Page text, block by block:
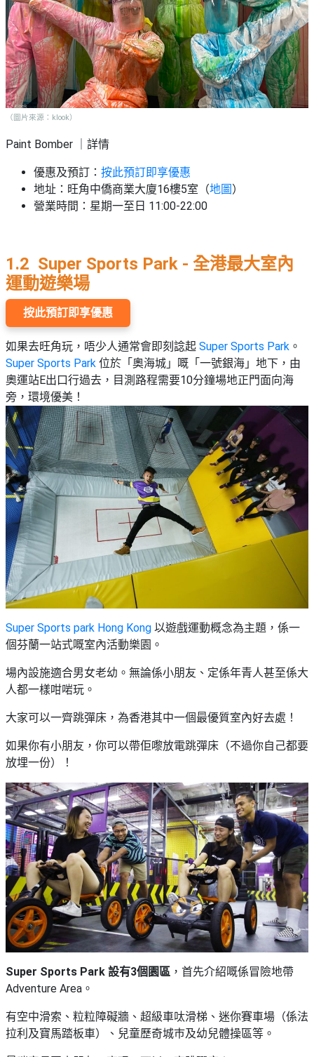
（圖片來源：klook）
Paint Bomber ｜詳情
優惠及預訂： 按此預訂即享優惠
地址：旺角中僑商業大廈16樓5室（地圖 ）
營業時間：星期一至日 11:00-22:00
1.2 Super Sports Park - 全港最大室內
運動遊樂場
按此預訂即享優惠
如果去旺角玩， 唔少人通常會即刻諗起 Super Sports Park 。
Super Sports Park 位於「奧海城」嘅「一號銀海」地下，由
奧運站E出口行過去，目測路程需要10分鐘場地正門面向海
旁，環境優美！
Super Sports park Hong Kong 以遊戲運動概念為主題，係一
個芬蘭一站式嘅室內活動樂園。
場內設施適合男女老幼。無論係小朋友、定係年青人甚至係大
人都一樣咁啱玩。
大家可以一齊跳彈床，為香港其中一個最優質室內好去處！
如果你有小朋友，你可以帶佢嚟放電跳彈床（不過你自己都要
放埋一份）！
Super Sports Park 設有3個園區 ，首先介紹嘅係冒險地帶
Adventure Area。
有空中滑索、粒粒障礙牆、超級車呔滑梯、迷你賽車場（係法
拉利及寶馬踏板車）、兒童歷奇城巿及幼兒體操區等。